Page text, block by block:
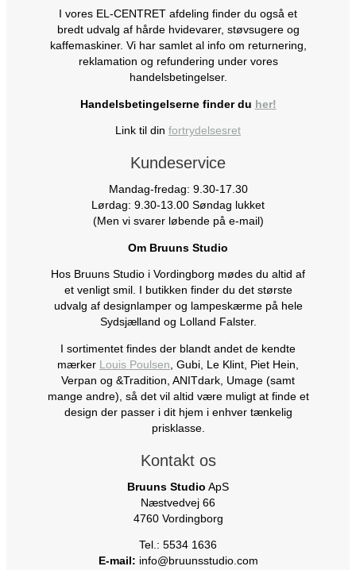
I vores EL-CENTRET afdeling finder du også et
bredt udvalg af hårde hvidevarer, støvsugere og
kaffemaskiner. Vi har samlet al info om returnering,
reklamation og refundering under vores
handelsbetingelser.
Handelsbetingelserne finder du her!
Link til din fortrydelsesret
Kundeservice
Mandag-fredag: 9.30-17.30
Lørdag: 9.30-13.00 Søndag lukket
(Men vi svarer løbende på e-mail)
Om Bruuns Studio
Hos Bruuns Studio i Vordingborg mødes du altid af
et venligt smil. I butikken finder du det største
udvalg af designlamper og lampeskærme på hele
Sydsjælland og Lolland Falster.
I sortimentet findes der blandt andet de kendte
mærker Louis Poulsen, Gubi, Le Klint, Piet Hein,
Verpan og &Tradition, ANITdark, Umage (samt
mange andre), så det vil altid være muligt at finde et
design der passer i dit hjem i enhver tænkelig
prisklasse.
Kontakt os
Bruuns Studio ApS
Næstvedvej 66
4760 Vordingborg
Tel.: 5534 1636
E-mail: info@bruunsstudio.com